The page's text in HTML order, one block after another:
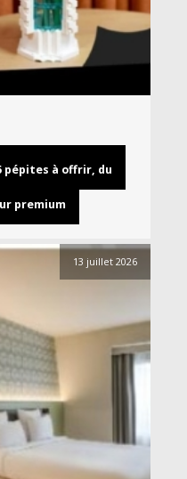
pépites à offrir, du
premium
13 juillet 2026